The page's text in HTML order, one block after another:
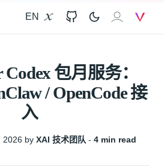
EN GitHub 𝐗𝐀𝐈
包月服务：
/ OpenCode 接
入
2026 by XAI 技术团队 ‐ 4 min read